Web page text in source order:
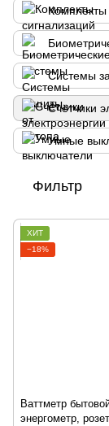
Комплекты
Системы
Счётчики
Умные
Фильтр
ХИТ
−18%
Ваттметр
энергометр,